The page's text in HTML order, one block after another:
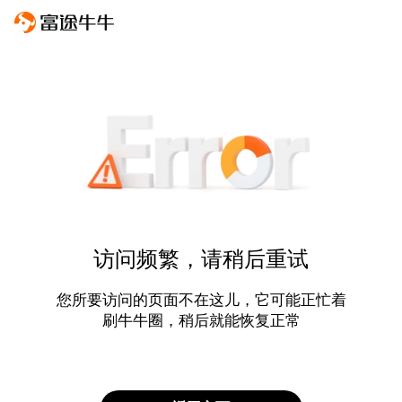
访问频繁，请稍后重试
您所要访问的页面不在这儿，它可能正忙着
刷牛牛圈，稍后就能恢复正常